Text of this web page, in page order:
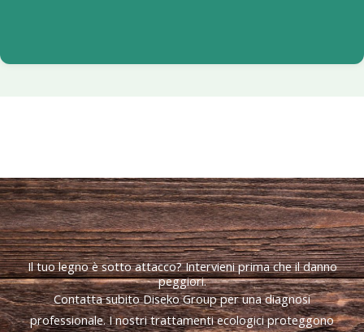
Il tuo legno è sotto attacco? Intervieni prima che il danno
peggiori.
Contatta subito Diseko Group per una diagnosi
professionale. I nostri trattamenti ecologici proteggono